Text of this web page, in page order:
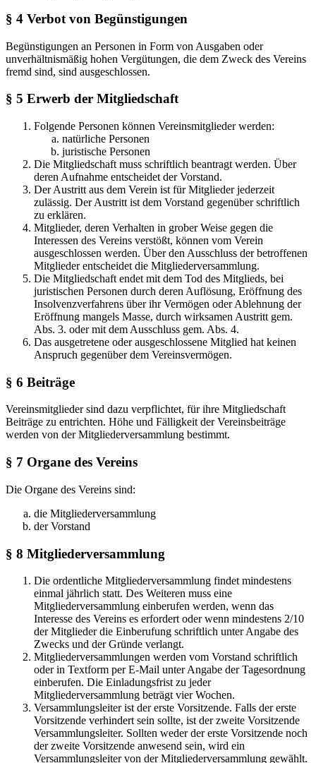
§ 4 Verbot von Begünstigungen
Begünstigungen an Personen in Form von Ausgaben oder
unverhältnismäßig hohen Vergütungen, die dem Zweck des Vereins
fremd sind, sind ausgeschlossen.
§ 5 Erwerb der Mitgliedschaft
Folgende Personen können Vereinsmitglieder werden:
natürliche Personen
juristische Personen
Die Mitgliedschaft muss schriftlich beantragt werden. Über
deren Aufnahme entscheidet der Vorstand.
Der Austritt aus dem Verein ist für Mitglieder jederzeit
zulässig. Der Austritt ist dem Vorstand gegenüber schriftlich
zu erklären.
Mitglieder, deren Verhalten in grober Weise gegen die
Interessen des Vereins verstößt, können vom Verein
ausgeschlossen werden. Über den Ausschluss der betroffenen
Mitglieder entscheidet die Mitgliederversammlung.
Die Mitgliedschaft endet mit dem Tod des Mitglieds, bei
juristischen Personen durch deren Auflösung, Eröffnung des
Insolvenzverfahrens über ihr Vermögen oder Ablehnung der
Eröffnung mangels Masse, durch wirksamen Austritt gem.
Abs. 3. oder mit dem Ausschluss gem. Abs. 4.
Das ausgetretene oder ausgeschlossene Mitglied hat keinen
Anspruch gegenüber dem Vereinsvermögen.
§ 6 Beiträge
Vereinsmitglieder sind dazu verpflichtet, für ihre Mitgliedschaft
Beiträge zu entrichten. Höhe und Fälligkeit der Vereinsbeiträge
werden von der Mitgliederversammlung bestimmt.
§ 7 Organe des Vereins
Die Organe des Vereins sind:
die Mitgliederversammlung
der Vorstand
§ 8 Mitgliederversammlung
Die ordentliche Mitgliederversammlung findet mindestens
einmal jährlich statt. Des Weiteren muss eine
Mitgliederversammlung einberufen werden, wenn das
Interesse des Vereins es erfordert oder wenn mindestens 2/10
der Mitglieder die Einberufung schriftlich unter Angabe des
Zwecks und der Gründe verlangt.
Mitgliederversammlungen werden vom Vorstand schriftlich
oder in Textform per E-Mail unter Angabe der Tagesordnung
einberufen. Die Einladungsfrist zu jeder
Mitgliederversammlung beträgt vier Wochen.
Versammlungsleiter ist der erste Vorsitzende. Falls der erste
Vorsitzende verhindert sein sollte, ist der zweite Vorsitzende
Versammlungsleiter. Sollten weder der erste Vorsitzende noch
der zweite Vorsitzende anwesend sein, wird ein
Versammlungsleiter von der Mitgliederversammlung gewählt.